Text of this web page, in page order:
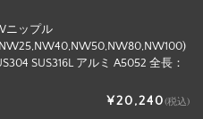
ニップル
SUS316L アルミ A5052 全長：
¥20,240(税込)